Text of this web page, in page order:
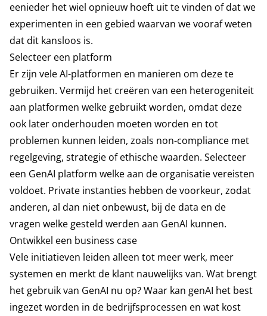
eenieder het wiel opnieuw hoeft uit te vinden of dat we
experimenten in een gebied waarvan we vooraf weten
dat dit kansloos is.
Selecteer een platform
Er zijn vele AI-platformen en manieren om deze te
gebruiken. Vermijd het creëren van een heterogeniteit
aan platformen welke gebruikt worden, omdat deze
ook later onderhouden moeten worden en tot
problemen kunnen leiden, zoals non-compliance met
regelgeving, strategie of ethische waarden. Selecteer
een GenAI platform welke aan de organisatie vereisten
voldoet. Private instanties hebben de voorkeur, zodat
anderen, al dan niet onbewust, bij de data en de
vragen welke gesteld werden aan GenAI kunnen.
Ontwikkel een business case
Vele initiatieven leiden alleen tot meer werk, meer
systemen en merkt de klant nauwelijks van. Wat brengt
het gebruik van GenAI nu op? Waar kan genAI het best
ingezet worden in de bedrijfsprocessen en wat kost